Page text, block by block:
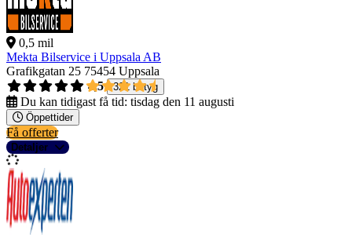
0,5 mil
Mekta Bilservice i Uppsala AB
Grafikgatan 25 75454 Uppsala
4,5
321 betyg
Du kan tidigast få tid: tisdag den 11 augusti
Öppettider
Få offerter
Detaljer